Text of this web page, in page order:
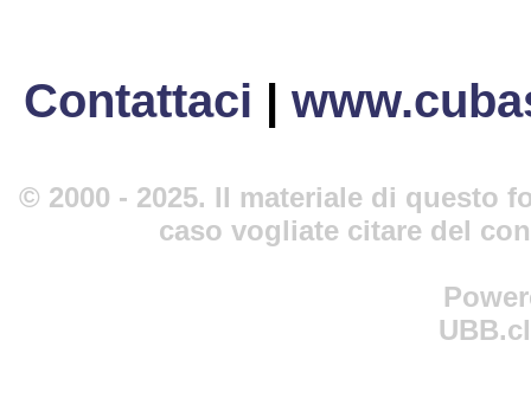
Contattaci |
© 2000 - 2025. Il materiale di questo
caso vogliate citare del